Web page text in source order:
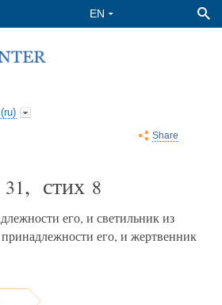
Share
31, стих 8
его, и светильник из
принадлежности его, и жертвенник